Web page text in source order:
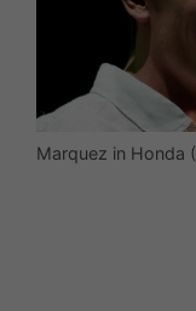
Marquez in Honda